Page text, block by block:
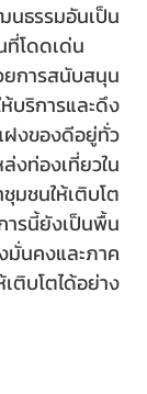
ธรรมอันเป็น
ที่โดดเด่น
การสนับสนุน
ริการและดึง
งของดีอยู่ทั่ว
งท่องเที่ยวใน
มชนให้เติบโต
ารนี้ยังเป็นพื้น
มั่นคงและภาค
บโตได้อย่าง